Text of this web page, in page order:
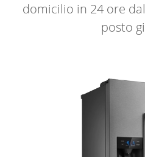
domicilio in 24 ore
posto